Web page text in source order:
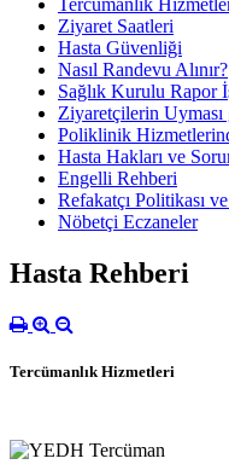
Ziyaret Saatleri
Hasta Güvenliği
Nasıl Randevu Alınır?
Sağlık Kurulu Rapor
Ziyaretçilerin
Poliklinik
Hasta Hakları ve
Engelli Rehberi
Refakatçı Politikası
Nöbetçi Eczaneler
Hasta Rehberi
Tercümanlık Hizmetleri